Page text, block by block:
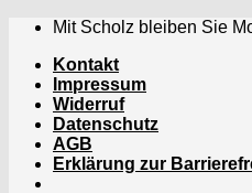
Zum
springen
Mit Scholz bleiben Sie
Kontakt
Impressum
Widerruf
Datenschutz
AGB
Erklärung zur